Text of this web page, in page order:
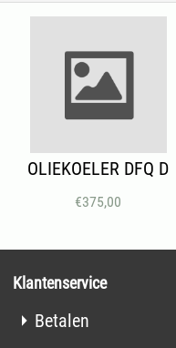
OLIEKOELER DFQ D
€375,00
Klantenservice
Betalen